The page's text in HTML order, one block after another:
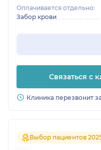
Оплачивается отдельно:
Забор крови
Связаться с
Клиника перезвонит
Выбор пациентов